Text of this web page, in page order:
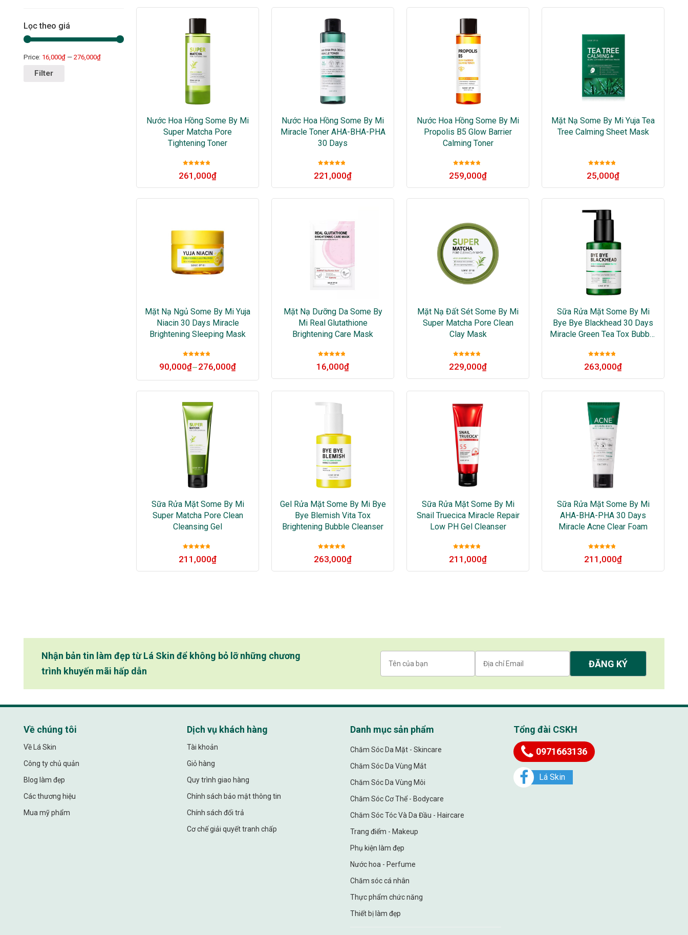
Lọc theo giá
Filter
Price: 16,000₫— 276,000₫
Nước Hoa Hồng Some By Mi
Super Matcha Pore
Tightening Toner
hạng5sao
261,000₫
Nước Hoa Hồng Some By Mi
Miracle Toner AHA-BHA-PHA
30 Days
hạng5sao
221,000₫
Nước Hoa Hồng Some By Mi
Propolis B5 Glow Barrier
Calming Toner
hạng5sao
259,000₫
Mặt Nạ Some By Mi Yuja Tea
Tree Calming Sheet Mask
hạng5sao
25,000₫
Mặt Nạ Ngủ Some By Mi Yuja
Niacin 30 Days Miracle
Brightening Sleeping Mask
hạng5 sao
90,000₫–276,000₫
Mặt Nạ Dưỡng Da Some By
Mi Real Glutathione
Brightening Care Mask
hạng5sao
16,000₫
Mặt Nạ Đất Sét Some By Mi
Super Matcha Pore Clean
Clay Mask
hạng5sao
229,000₫
Sữa Rửa Mặt Some By Mi
Bye Bye Blackhead 30 Days
Miracle Green Tea Tox Bubble
hạng5sao
263,000₫
Sữa Rửa Mặt Some By Mi
Super Matcha Pore Clean
Cleansing Gel
hạng5sao
211,000₫
Gel Rửa Mặt Some By Mi Bye
Bye Blemish Vita Tox
Brightening Bubble Cleanser
hạng5sao
263,000₫
Sữa Rửa Mặt Some By Mi
Snail Truecica Miracle Repair
Low PH Gel Cleanser
hạng5sao
211,000₫
Sữa Rửa Mặt Some By Mi
AHA-BHA-PHA 30 Days
Miracle Acne Clear Foam
hạng5sao
211,000₫
Nhận bản tin làm đẹp từ Lá Skin để không bỏ lỡ những chương
trình khuyến mãi hấp dẫn
Về chúng tôi
Về Lá Skin
Công ty chủ quản
Blog làm đẹp
Các thương hiệu
Mua mỹ phẩm
Dịch vụ khách hàng
Tài khoản
Giỏ hàng
Quy trình giao hàng
Chính sách bảo mật thông tin
Chính sách đổi trả
Cơ chế giải quyết tranh chấp
Danh mục sản phẩm
Chăm Sóc Da Mặt - Skincare
Chăm Sóc Da Vùng Mắt
Chăm Sóc Da Vùng Môi
Chăm Sóc Cơ Thể - Bodycare
Chăm Sóc Tóc Và Da Đầu - Haircare
Trang điểm - Makeup
Phụ kiện làm đẹp
Nước hoa - Perfume
Chăm sóc cá nhân
Thực phẩm chức năng
Thiết bị làm đẹp
Tổng đài CSKH
0971663136
Lá Skin